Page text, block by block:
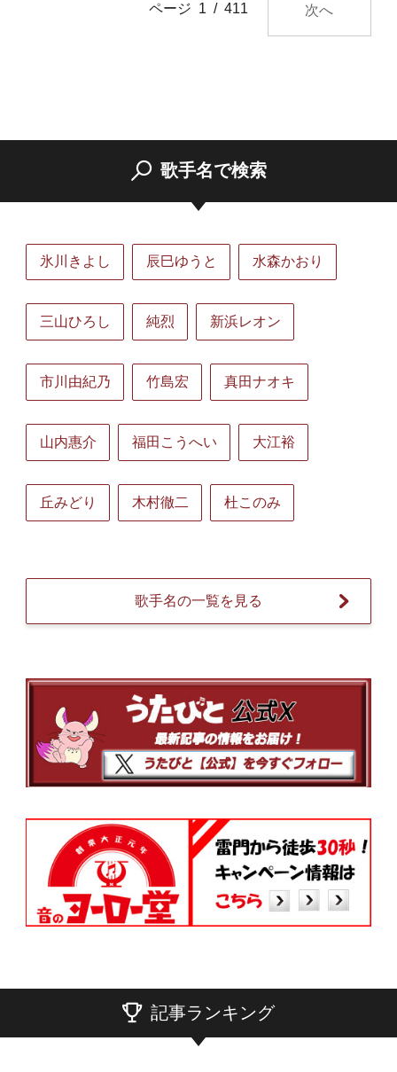
ページ 1 / 411 次へ
歌手名で検索
氷川きよし 辰巳ゆうと 水森かおり
三山ひろし 純烈 新浜レオン
市川由紀乃 竹島宏 真田ナオキ
山内惠介 福田こうへい 大江裕
丘みどり 木村徹二 杜このみ
歌手名の一覧を見る
記事ランキング